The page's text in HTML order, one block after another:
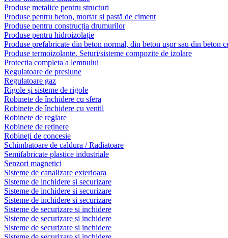
Produse metalice pentru structuri
Produse pentru beton, mortar și pastă de ciment
Produse pentru construcția drumurilor
Produse pentru hidroizolație
Produse prefabricate din beton normal, din beton ușor sau din beton
Produse termoizolante. Seturi/sisteme compozite de izolare
Protectia completa a lemnului
Regulatoare de presiune
Regulatoare gaz
Rigole și sisteme de rigole
Robinete de închidere cu sfera
Robinete de închidere cu ventil
Robinete de reglare
Robinete de reținere
Robineți de concesie
Schimbatoare de caldura / Radiatoare
Semifabricate plastice industriale
Senzori magnetici
Sisteme de canalizare exterioara
Sisteme de inchidere si securizare
Sisteme de inchidere si securizare
Sisteme de inchidere si securizare
Sisteme de securizare si inchidere
Sisteme de securizare si inchidere
Sisteme de securizare si inchidere